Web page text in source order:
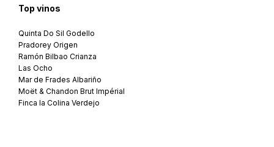
Top vinos
Quinta Do Sil Godello
Pradorey Origen
Ramón Bilbao Crianza
Las Ocho
Mar de Frades Albariño
Moët & Chandon Brut Impérial
Finca la Colina Verdejo